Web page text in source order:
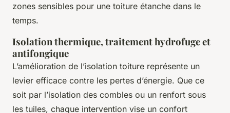
zones sensibles pour une toiture étanche dans le
temps.
Isolation thermique, traitement hydrofuge et
antifongique
L’amélioration de l’isolation toiture représente un
levier efficace contre les pertes d’énergie. Que ce
soit par l’isolation des combles ou un renfort sous
les tuiles, chaque intervention vise un confort